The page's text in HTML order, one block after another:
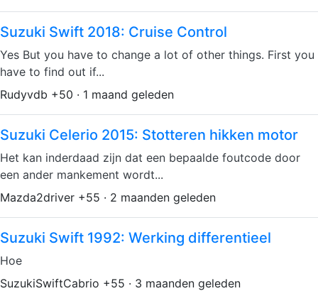
Suzuki Swift 2018: Cruise Control
Yes But you have to change a lot of other things. First you
have to find out if...
Rudyvdb +50 · 1 maand geleden
Suzuki Celerio 2015: Stotteren hikken motor
Het kan inderdaad zijn dat een bepaalde foutcode door
een ander mankement wordt...
Mazda2driver +55 · 2 maanden geleden
Suzuki Swift 1992: Werking differentieel
Hoe
SuzukiSwiftCabrio +55 · 3 maanden geleden